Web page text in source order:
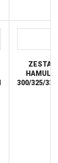
300/325/